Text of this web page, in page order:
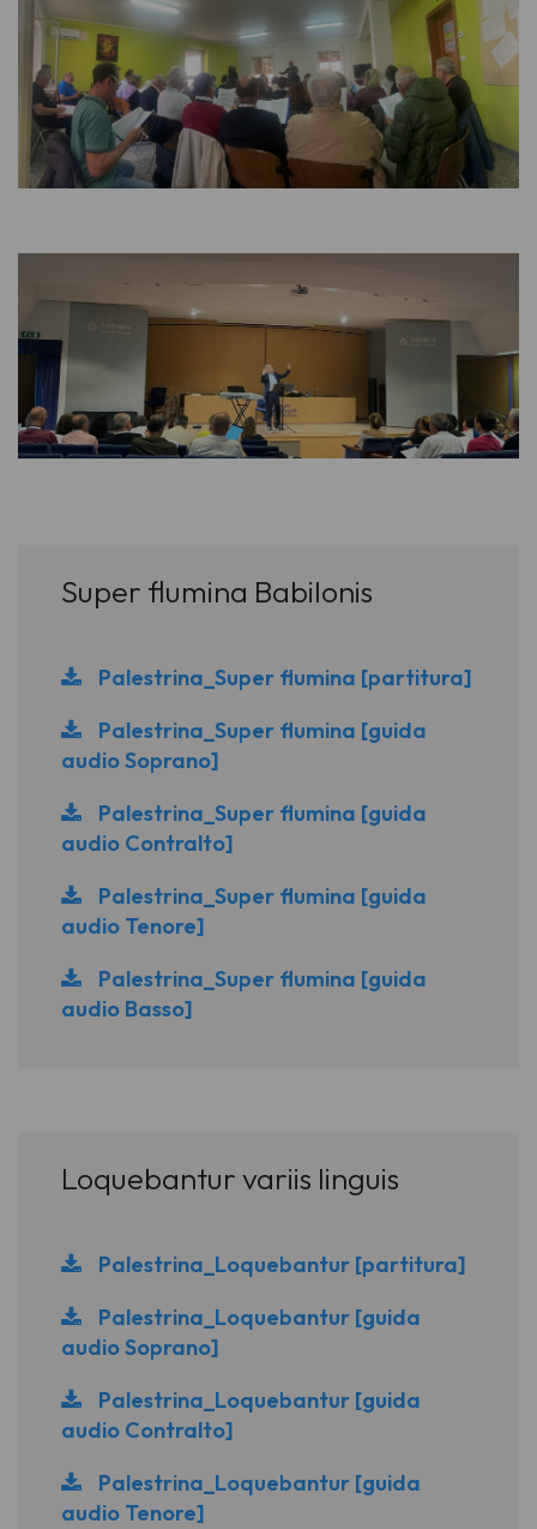
Super flumina Babilonis
Palestrina_Super flumina [partitura]
Palestrina_Super flumina [guida
audio Soprano]
Palestrina_Super flumina [guida
audio Contralto]
Palestrina_Super flumina [guida
audio Tenore]
Palestrina_Super flumina [guida
audio Basso]
Loquebantur variis linguis
Palestrina_Loquebantur [partitura]
Palestrina_Loquebantur [guida
audio Soprano]
Palestrina_Loquebantur [guida
audio Contralto]
Palestrina_Loquebantur [guida
audio Tenore]